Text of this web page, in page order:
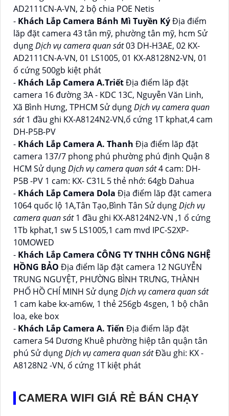
AD2111CN-A-VN, 2 bộ chia POE Netis
- Khách Lắp Camera Bánh Mì Tuyền KýĐịa điểm
lăp đặt camera 43 tân mỹ, phường tân mỹ, hcm Sử
dụngDịch vụ camera quan sát03 DH-H3AE, 02 KX-
AD2111CN-A-VN, 01 LS1005, 01 KX-A8128N2-VN, 01
ổ cứng 500gb kiệt phát
- Khách Lắp Camera A.TriếtĐịa điểm lăp đặt
camera 16 đường 3A - KDC 13C, Nguyễn Văn Linh,
Xã Bình Hưng, TPHCM Sử dụngDịch vụ camera quan
sát1 đầu ghi KX-A8124N2-VN,ổ cứng 1T kphat,4 cam
DH-P5B-PV
- Khách Lắp Camera A. Thanh Địa điểm lăp đặt
camera 137/7 phong phú phường phú định Quận 8
HCM Sử dụngDịch vụ camera quan sát4 cam: DH-
P5B -PV 1 cam: KX- C31L 5 thẻ nhớ: 64gb Dahua
- Khách Lắp Camera Dola Địa điểm lăp đặt camera
1064 quốc lộ 1A,Tân Tạo,Bình Tân Sử dụngDịch vụ
camera quan sát1 đầu ghi KX-A8124N2-VN ,1 ổ cứng
1Tb kphat,1 sw 5 LS1005,1 cam mvd IPC-S2XP-
10MOWED
- Khách Lắp Camera CÔNG TY TNHH CÔNG NGHỆ
HỒNG BẢO Địa điểm lăp đặt camera 12 NGUYỄN
TRUNG NGUYỆT, PHƯỜNG BÌNH TRƯNG, THÀNH
PHỐ HỒ CHÍ MINH Sử dụngDịch vụ camera quan sát
1 cam kabe kx-am6w, 1 thẻ 256gb 4sgen, 1 bộ chân
loa, eke box
- Khách Lắp Camera A. Tiến Địa điểm lăp đặt
camera 54 Dương Khuê phường hiệp tân quận tân
phú Sử dụngDịch vụ camera quan sátĐầu ghi: KX -
A8128N2 -VN, ổ cứng 1T kiệt phát
CAMERA WIFI GIÁ RẺ BÁN CHẠY